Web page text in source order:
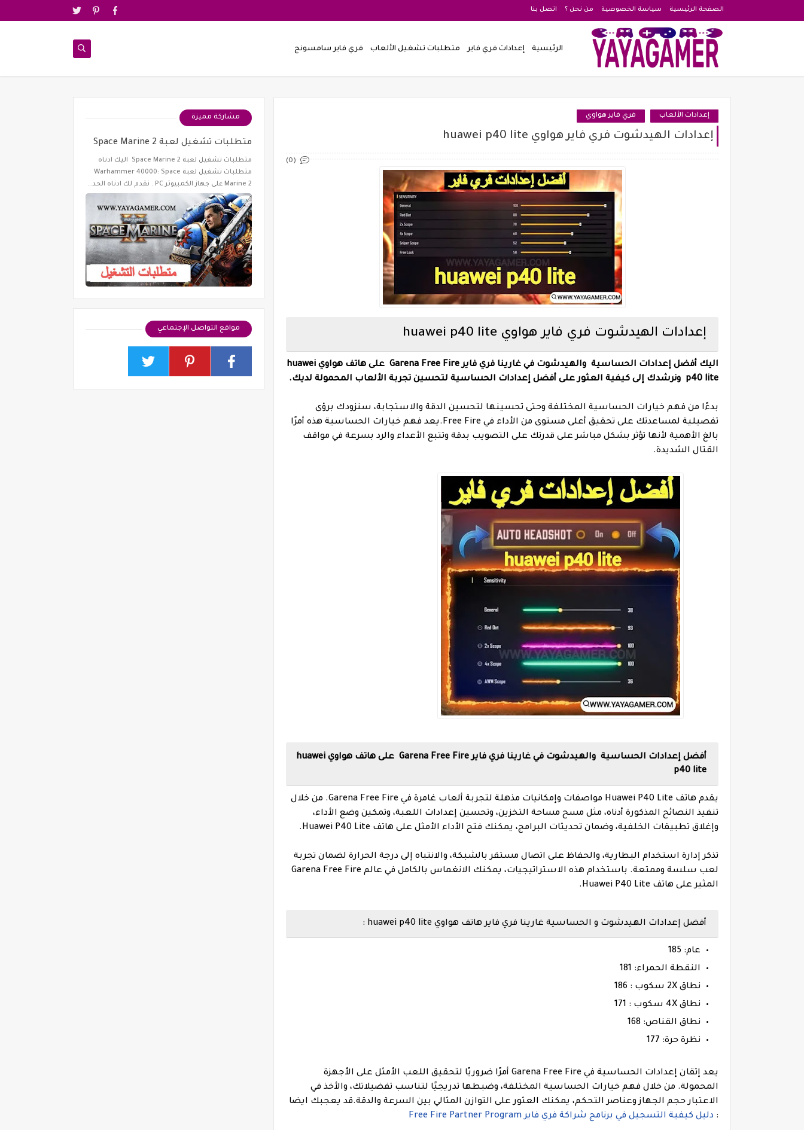
الصفحة الرئيسية سياسة الخصوصية من نحن ؟ اتصل بنا
الرئيسية إعدادات فري فاير متطلبات تشغيل الألعاب فري فاير سامسونج
إعدادات الألعاب فري فاير هواوي
إعدادات الهيدشوت فري فاير هواوي huawei p40 lite
(0)
إعدادات الهيدشوت فري فاير هواوي huawei p40 lite
اليك أفضل إعدادات الحساسية والهيدشوت في غارينا فري فاير Garena Free Fire على هاتف هواوي
huawei
p40 lite ونرشدك إلى كيفية العثور على أفضل إعدادات الحساسية لتحسين تجربة الألعاب المحمولة لديك.
بدءًا من فهم خيارات الحساسية المختلفة وحتى تحسينها لتحسين الدقة والاستجابة، سنزودك برؤى
تفصيلية لمساعدتك على تحقيق أعلى مستوى من الأداء في Free Fire.يعد فهم خيارات الحساسية هذه أمرًا
بالغ الأهمية لأنها تؤثر بشكل مباشر على قدرتك على التصويب بدقة وتتبع الأعداء والرد بسرعة في مواقف
القتال الشديدة.
أفضل إعدادات الحساسية والهيدشوت في غارينا فري فاير Garena Free Fire على هاتف هواوي
huawei
p40 lite
يقدم هاتف Huawei P40 Lite مواصفات وإمكانيات مذهلة لتجربة ألعاب غامرة في Garena Free Fire. من خلال
تنفيذ النصائح المذكورة أدناه، مثل مسح مساحة التخزين، وتحسين إعدادات اللعبة، وتمكين وضع الأداء،
وإغلاق تطبيقات الخلفية، وضمان تحديثات البرامج، يمكنك فتح الأداء الأمثل على هاتف Huawei P40 Lite.
تذكر إدارة استخدام البطارية، والحفاظ على اتصال مستقر بالشبكة، والانتباه إلى درجة الحرارة لضمان تجربة
لعب سلسة وممتعة. باستخدام هذه الاستراتيجيات، يمكنك الانغماس بالكامل في عالم Garena Free Fire
المثير على هاتف Huawei P40 Lite.
أفضل إعدادات الهيدشوت و الحساسية غارينا فري فاير هاتف هواوي huawei p40 lite :
عام: 185
النقطة الحمراء: 181
نطاق 2X سكوب : 186
نطاق 4X سكوب : 171
نطاق القناص: 168
نظرة حرة: 177
يعد إتقان إعدادات الحساسية في Garena Free Fire أمرًا ضروريًا لتحقيق اللعب الأمثل على الأجهزة
المحمولة. من خلال فهم خيارات الحساسية المختلفة، وضبطها تدريجيًا لتناسب تفضيلاتك، والأخذ في
الاعتبار حجم الجهاز وعناصر التحكم، يمكنك العثور على التوازن المثالي بين السرعة والدقة.قد يعجبك ايضا
: دليل كيفية التسجيل في برنامج شراكة فري فاير Free Fire Partner Program
مشاركة مميزة
متطلبات تشغيل لعبة Space Marine 2
متطلبات تشغيل لعبة Space Marine 2 اليك ادناه
متطلبات تشغيل لعبة Warhammer 40000: Space
Marine 2 على جهاز الكمبيوتر PC . نقدم لك ادناه الحد…
مواقع التواصل الإجتماعي